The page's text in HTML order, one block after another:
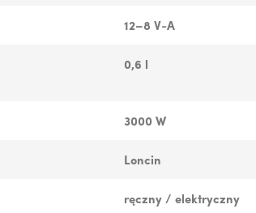
12–8 V-A
0,6 l
3000 W
Loncin
ręczny / elektryczny